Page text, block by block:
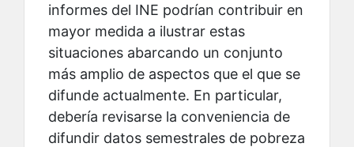
informes del INE podrían contribuir en
mayor medida a ilustrar estas
situaciones abarcando un conjunto
más amplio de aspectos que el que se
difunde actualmente. En particular,
debería revisarse la conveniencia de
difundir datos semestrales de pobreza